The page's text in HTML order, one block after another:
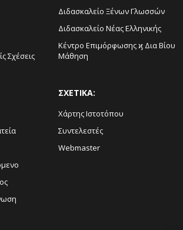
Σχέσεις
Διδασκαλείο Ξένων Γλωσσών
Διδασκαλείο Νέας Ελληνικής
Κέντρο Επιμόρφωσης ϗ Δια Βίου
Μάθηση
ΣΧΕΤΙΚΑ:
Χάρτης Ιστοτόπου
Συντελεστές
Webmaster